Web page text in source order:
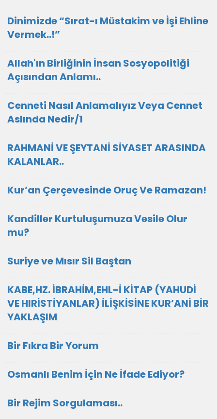
Dinimizde “Sırat-ı Müstakim ve İşi Ehline
Vermek..!”
Allah'ın Birliğinin İnsan Sosyopolitiği
Açısından Anlamı..
Cenneti Nasıl Anlamalıyız Veya Cennet
Aslında Nedir/1
RAHMANİ VE ŞEYTANİ SİYASET ARASINDA
KALANLAR..
Kur’an Çerçevesinde Oruç Ve Ramazan!
Kandiller Kurtuluşumuza Vesile Olur
mu?
Suriye ve Mısır Sil Baştan
KABE,HZ. İBRAHİM,EHL-İ KİTAP (YAHUDİ
VE HIRİSTİYANLAR) İLİŞKİSİNE KUR’ANİ BİR
YAKLAŞIM
Bir Fıkra Bir Yorum
Osmanlı Benim İçin Ne İfade Ediyor?
Bir Rejim Sorgulaması..